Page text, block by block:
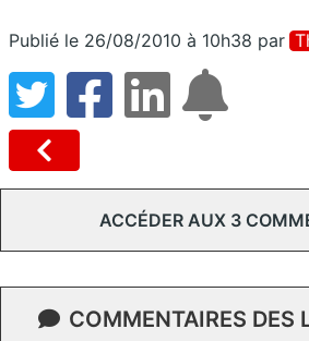
Publié le 26/08/2010 à 10h38 par
ACCÉDER AUX 3
COMMENTAIRES DES